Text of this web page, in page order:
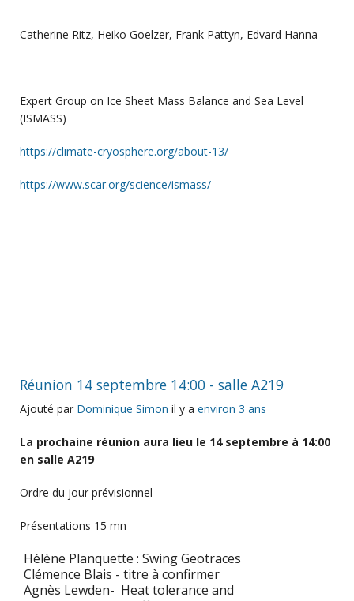
Catherine Ritz, Heiko Goelzer, Frank Pattyn, Edvard Hanna
Expert Group on Ice Sheet Mass Balance and Sea Level
(ISMASS)
https://climate-cryosphere.org/about-13/
https://www.scar.org/science/ismass/
Réunion 14 septembre 14:00 - salle A219
Ajouté par Dominique Simon il y a environ 3 ans
La prochaine réunion aura lieu le 14 septembre à 14:00
en salle A219
Ordre du jour prévisionnel
Présentations 15 mn
Hélène Planquette : Swing Geotraces
Clémence Blais - titre à confirmer
Agnès Lewden- Heat tolerance and